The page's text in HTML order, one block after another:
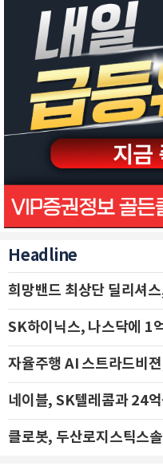
Headline
네이블, SK텔레콤과 24